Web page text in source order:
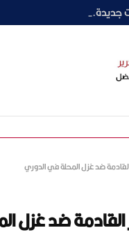
ضد غزل المحلة في الدوري
القادمة ضد غزل